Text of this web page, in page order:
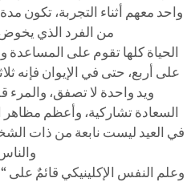
واحد معهم أثناء التجربة، تكون
من الفرد الذي يخوض
الحياة كلها تقوم على المساعدة
على أربع، حتى في الإيوان فإنه
ويد واحدة لا تصفق، والمرء
السعادة تشاركية، وأعظم مظاهر
في العيد ليست نابعة من ذات
وعلم النفس الإكلينيكي قائمٌ